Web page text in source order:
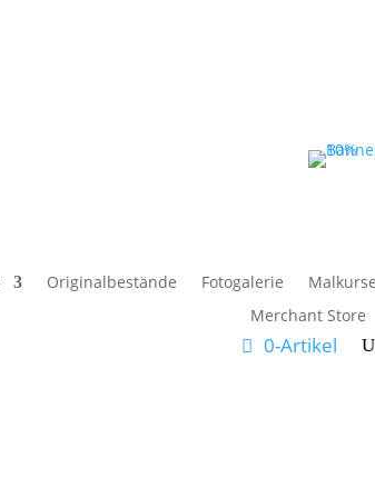
Originalbestände Fotogalerie Malkurse
Merchant Store
0-Artikel